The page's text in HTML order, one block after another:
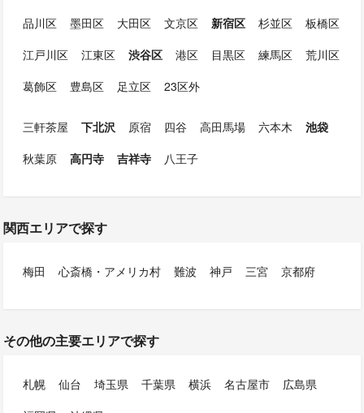
品川区
墨田区 大田区 文京区 新宿区 杉並区
板橋区
江戸川区
江東区 渋谷区 港区 目黒区 練馬区
荒川区
葛飾区
豊島区 足立区 23区外
三軒茶屋 下北沢 原宿 四谷 高田馬場 六本木
池袋
秋葉原
高円寺 吉祥寺 八王子
関西エリアで探す
梅田 心斎橋・アメリカ村 難波 神戸 三宮 京都府
その他の主要エリアで探す
札幌 仙台 埼玉県 千葉県 横浜 名古屋市
広島県